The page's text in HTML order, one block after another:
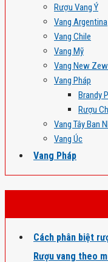
Rượu Vang Ý
Vang Argentina
Vang Chile
Vang Mỹ
Vang New
Vang Pháp
Brandy
Rượu
Vang Tây Ban
Vang Úc
Vang Pháp
Cách phân biệt
Rượu vang theo